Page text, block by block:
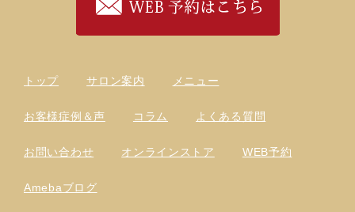
トップ サロン案内 メニュー
お客様症例＆声 コラム よくある質問
お問い合わせ オンラインストア WEB予約
Amebaブログ